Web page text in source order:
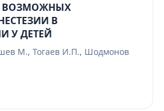
ВОЗМОЖНЫХ
В
У ДЕТЕЙ
М., Тогаев И.П., Шодмонов